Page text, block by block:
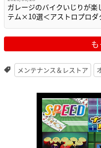
ガレージのバイクいじりが楽
テム×10選＜アストロプロ
メンテナンス＆レストア